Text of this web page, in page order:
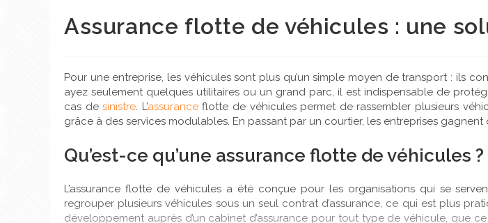
Assurance flotte de véhicules : une
Pour une entreprise, les véhicules sont plus qu’un simple moyen de transport : ils
ayez seulement quelques utilitaires ou un grand parc, il est indispensable de
cas desinistre. L’assuranceflotte de véhicules permet de rassembler plusieurs
grâce à des services modulables. En passant par un courtier, les entreprises
Qu’est-ce qu’une assurance flotte de véhicules ?
L’assurance flotte de véhicules a été conçue pour les organisations qui se
regrouper plusieurs véhicules sous un seul contrat d’assurance, ce qui est plus
développement auprès d’un cabinet d’assurance pour tout type de véhicule,